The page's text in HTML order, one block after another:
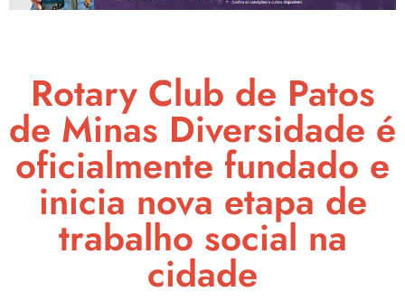
Rotary Club de Patos
de Minas Diversidade é
oficialmente fundado e
inicia nova etapa de
trabalho social na
cidade